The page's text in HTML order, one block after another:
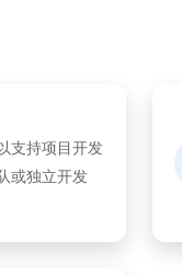
支持项目开发
或独立开发